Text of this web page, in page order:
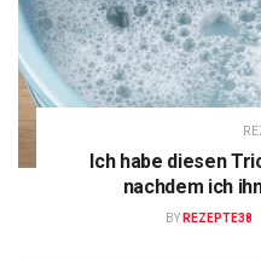
Ich habe diesen
nachdem ich
BY REZEPTE38